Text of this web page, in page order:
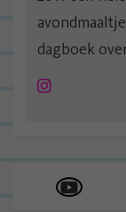
dagboek
Instagram